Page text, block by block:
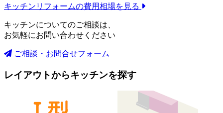
キッチンリフォームの費用相場を見る
キッチンについてのご相談は、
お気軽にお問い合わせください
ご相談・お問合せフォーム
レイアウトからキッチンを探す